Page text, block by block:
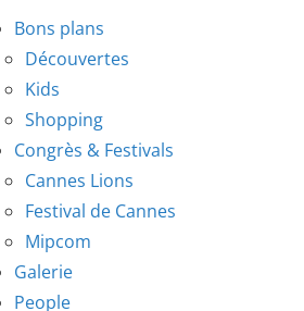
Bons plans
Découvertes
Kids
Shopping
Congrès & Festivals
Cannes Lions
Festival de Cannes
Mipcom
Galerie
People